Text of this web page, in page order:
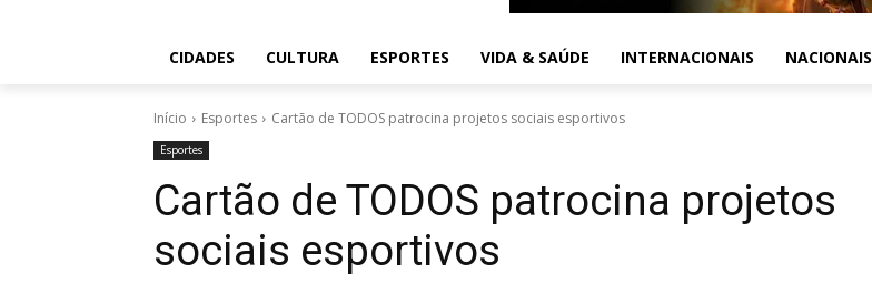
CIDADES CULTURA ESPORTES VIDA & SAÚDE INTERNACIONAIS NACIONAIS
Início Esportes Cartão de TODOS patrocina projetos sociais esportivos
Esportes
Cartão de TODOS patrocina projetos
sociais esportivos